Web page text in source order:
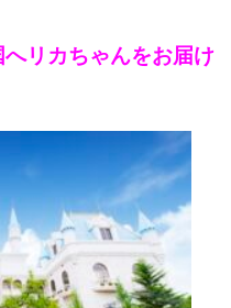
リカちゃんをお届け